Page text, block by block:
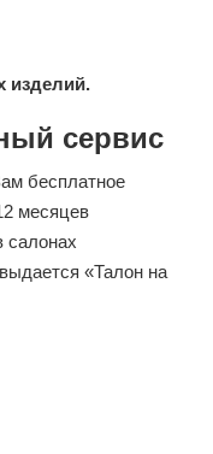
изделий.
сервис
бесплатное
месяцев
салонах
«Талон на